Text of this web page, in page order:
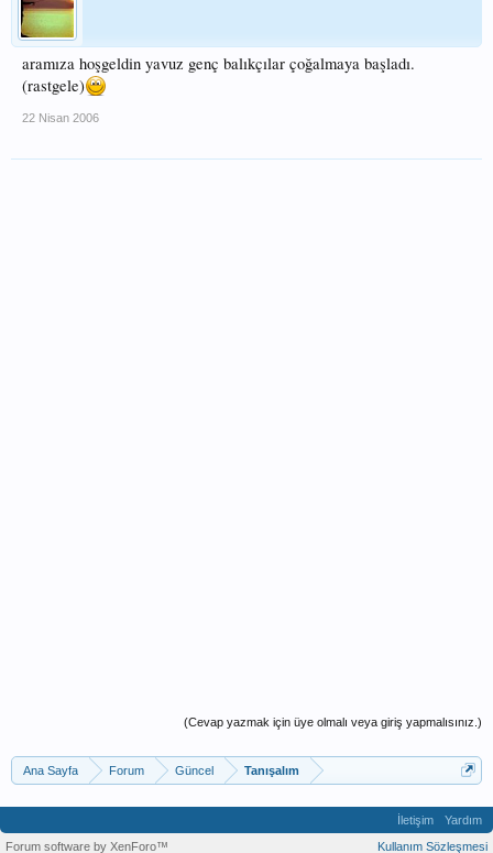
aramıza hoşgeldin yavuz genç balıkçılar çoğalmaya başladı.
(rastgele)
22 Nisan 2006
(Cevap yazmak için üye olmalı veya giriş yapmalısınız.)
Ana Sayfa Forum Güncel Tanışalım
İletişim
Yardım
Kullanım Sözleşmesi
Forum software by XenForo™